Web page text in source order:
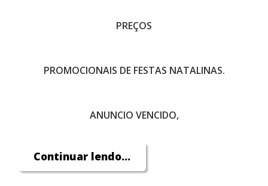
PREÇOS
PROMOCIONAIS DE FESTAS NATALINAS.
ANUNCIO VENCIDO,
ENTRE EM CONTATO !
Continuar lendo...